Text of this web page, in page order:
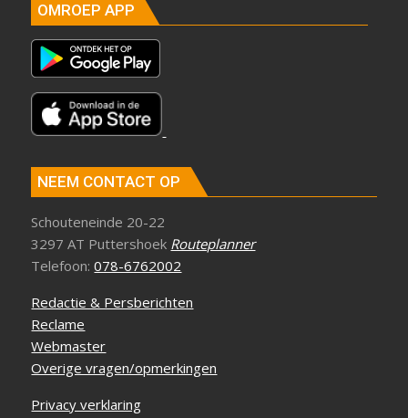
OMROEP APP
NEEM CONTACT OP
Schouteneinde 20-22
3297 AT Puttershoek Routeplanner
Telefoon:078-6762002
Redactie & Persberichten
Reclame
Webmaster
Overige vragen/opmerkingen
Privacy verklaring